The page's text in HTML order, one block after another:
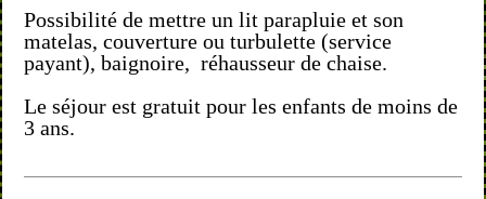
Possibilité de mettre un lit parapluie et son
matelas, couverture ou turbulette (service
payant), baignoire, réhausseur de chaise.
Le séjour est gratuit pour les enfants de moins de
3 ans.